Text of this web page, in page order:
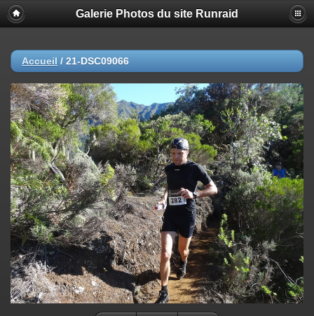
Galerie Photos du site Runraid
Accueil / 21-DSC09066